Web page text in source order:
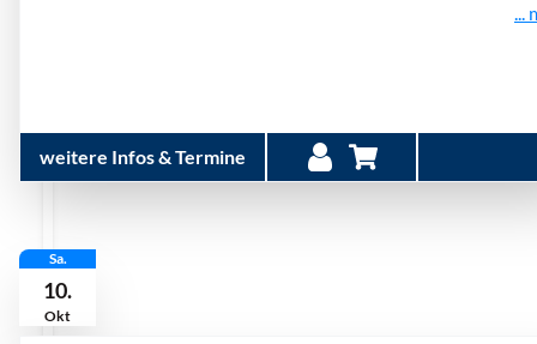
...
weitere Infos & Termine
Sa.
10.
Okt